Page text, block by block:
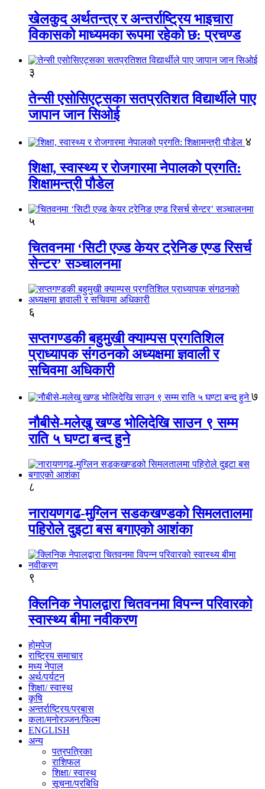
खेलकुद अर्थतन्त्र र अन्तर्राष्ट्रिय भाइचारा
विकासको माध्यमका रूपमा रहेको छ: प्रचण्ड
३
तेन्सी एसोसिएट्सका सतप्रतिशत विद्यार्थीले पाए
जापान जान सिओई
४
शिक्षा, स्वास्थ्य र रोजगारमा नेपालको प्रगति:
शिक्षामन्त्री पौडेल
५
चितवनमा ‘सिटी एज्ड केयर ट्रेनिङ एण्ड रिसर्च
सेन्टर’ सञ्चालनमा
६
सप्तगण्डकी बहुमुखी क्याम्पस प्रगतिशिल
प्राध्यापक संगठनको अध्यक्षमा ज्ञवाली र
सचिवमा अधिकारी
७
नौबीसे-मलेखु खण्ड भोलिदेखि साउन ९ सम्म
राति ५ घण्टा बन्द हुने
८
नारायणगढ-मुग्लिन सडकखण्डको सिमलतालमा
पहिरोले दुइटा बस बगाएको आशंका
९
क्लिनिक नेपालद्वारा चितवनमा विपन्न परिवारको
स्वास्थ्य बीमा नवीकरण
होमपेज
राष्ट्रिय समाचार
मध्य नेपाल
अर्थ/पर्यटन
शिक्षा/ स्वास्थ
कृषि
अन्तर्राष्ट्रिय/प्रबास
कला/मनोरञ्जन/फिल्म
ENGLISH
अन्य
पत्रपत्रिका
राशिफल
शिक्षा/ स्वास्थ
सूचना/प्रबिधि